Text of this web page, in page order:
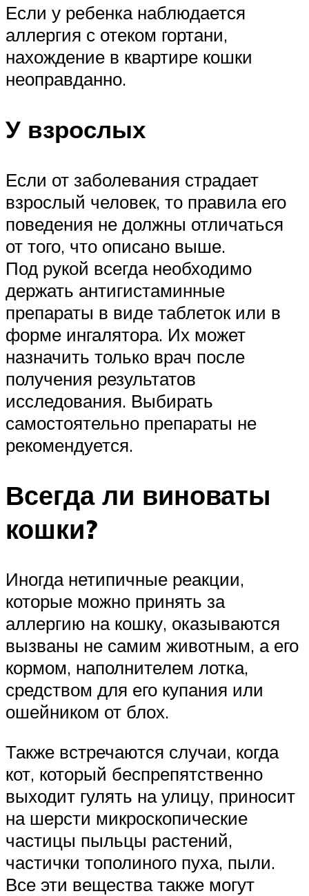
Если у ребенка наблюдается
аллергия с отеком гортани,
нахождение в квартире кошки
неоправданно.
У взрослых
Если от заболевания страдает
взрослый человек, то правила его
поведения не должны отличаться
от того, что описано выше.
Под рукой всегда необходимо
держать антигистаминные
препараты в виде таблеток или в
форме ингалятора. Их может
назначить только врач после
получения результатов
исследования. Выбирать
самостоятельно препараты не
рекомендуется.
Всегда ли виноваты
кошки?
Иногда нетипичные реакции,
которые можно принять за
аллергию на кошку, оказываются
вызваны не самим животным, а его
кормом, наполнителем лотка,
средством для его купания или
ошейником от блох.
Также встречаются случаи, когда
кот, который беспрепятственно
выходит гулять на улицу, приносит
на шерсти микроскопические
частицы пыльцы растений,
частички тополиного пуха, пыли.
Все эти вещества также могут